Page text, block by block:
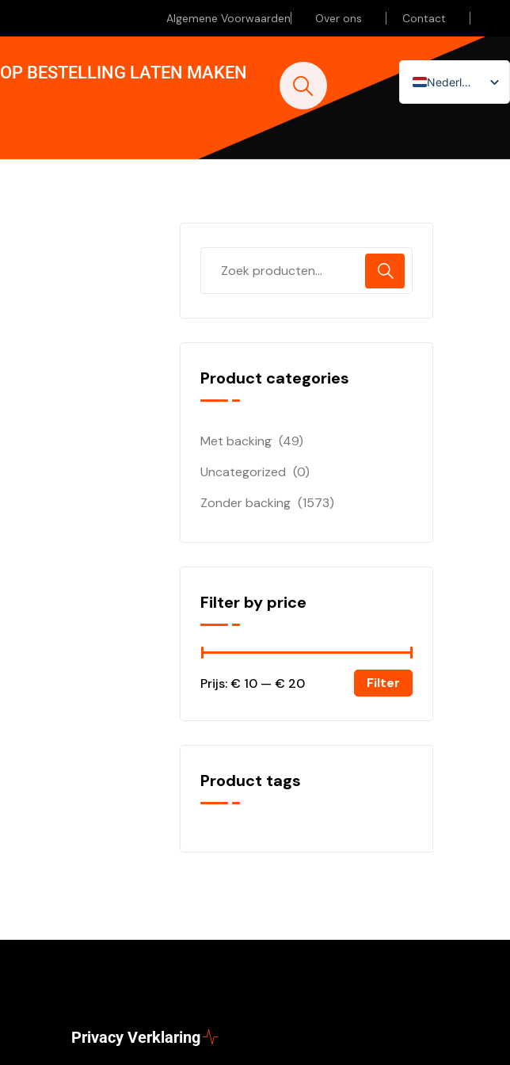
Algemene Voorwaarden Over ons Contact
OP BESTELLING LATEN MAKEN
Nederlands
English (UK)
Product categories
Met backing (49)
Uncategorized (0)
Zonder backing (1573)
Filter by price
Filter
Prijs:€ 10 — € 20
Product tags
Privacy Verklaring